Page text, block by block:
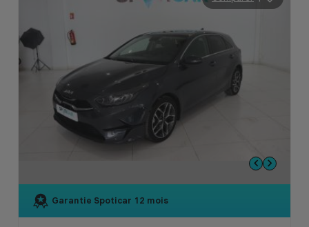
Garantie Spoticar 12 mois